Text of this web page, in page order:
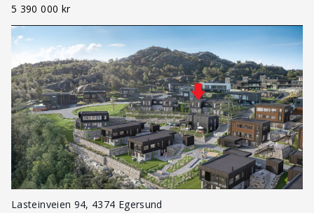
5 390 000 kr
Lasteinveien 94, 4374 Egersund